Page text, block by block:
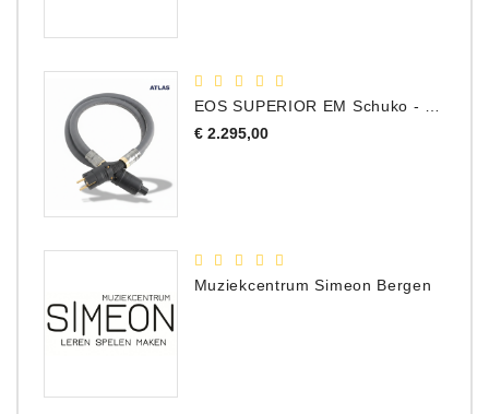
€ 2.295,00Prijs
Muziekcentrum Simeon Bergen